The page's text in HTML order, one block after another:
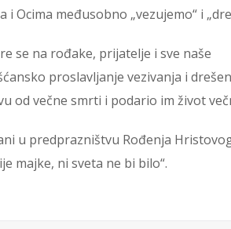
Ocima međusobno „vezujemo“ i
se na rođake, prijatelje i sve naše
proslavljanje vezivanja i
od večne smrti i podario im život
u predprazništvu Rođenja
majke, ni sveta ne bi bilo“.